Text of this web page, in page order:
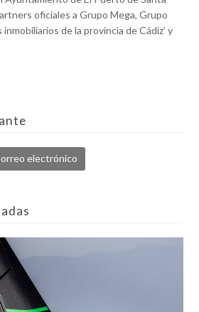
oficiales a Grupo Mega, Grupo
inmobiliarios de la provincia de Cádiz’ y
electrónico